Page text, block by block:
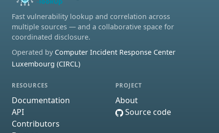
Fast vulnerability lookup and correlation across
multiple sources — and a collaborative space for
coordinated disclosure.
Operated by Computer Incident Response Center
Luxembourg (CIRCL)
RESOURCES
Documentation
API
Contributors
PROJECT
About
Source code